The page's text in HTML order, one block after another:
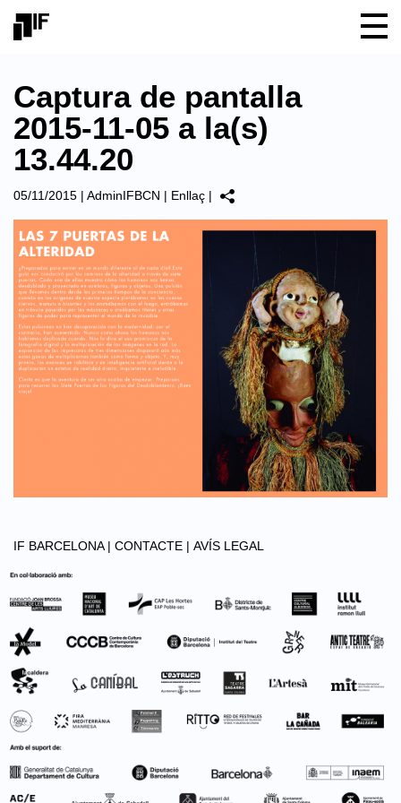
Captura de pantalla
2015-11-05 a la(s)
13.44.20
05/11/2015 | AdminIFBCN | Enllaç |
IF BARCELONA | CONTACTE | AVÍS LEGAL